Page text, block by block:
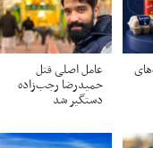
عامل اصلی قتل
حمیدرضا رجب‌زاده
دستگیر شد